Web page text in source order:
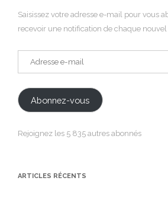
Saisissez votre adresse e-mail pour vous
recevoir une notification de chaque nouvel
Abonnez-vous
Rejoignez les 5 835 autres abonnés
ARTICLES RÉCENTS